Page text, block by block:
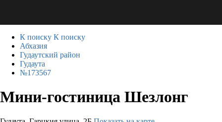
К поиску К поиску
Абхазия
Гудаутский район
Гудаута
№173567
Мини-гостиница Шезлонг